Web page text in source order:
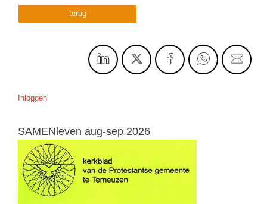
terug
Inloggen
SAMENleven aug-sep 2026